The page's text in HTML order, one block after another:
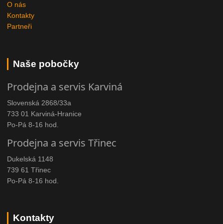
O nás
Kontakty
Partneři
Naše pobočky
Prodejna a servis Karviná
Slovenská 2868/33a
733 01 Karviná-Hranice
Po-Pá 8-16 hod.
Prodejna a servis Třinec
Dukelská 1148
739 61 Třinec
Po-Pá 8-16 hod.
Kontakty